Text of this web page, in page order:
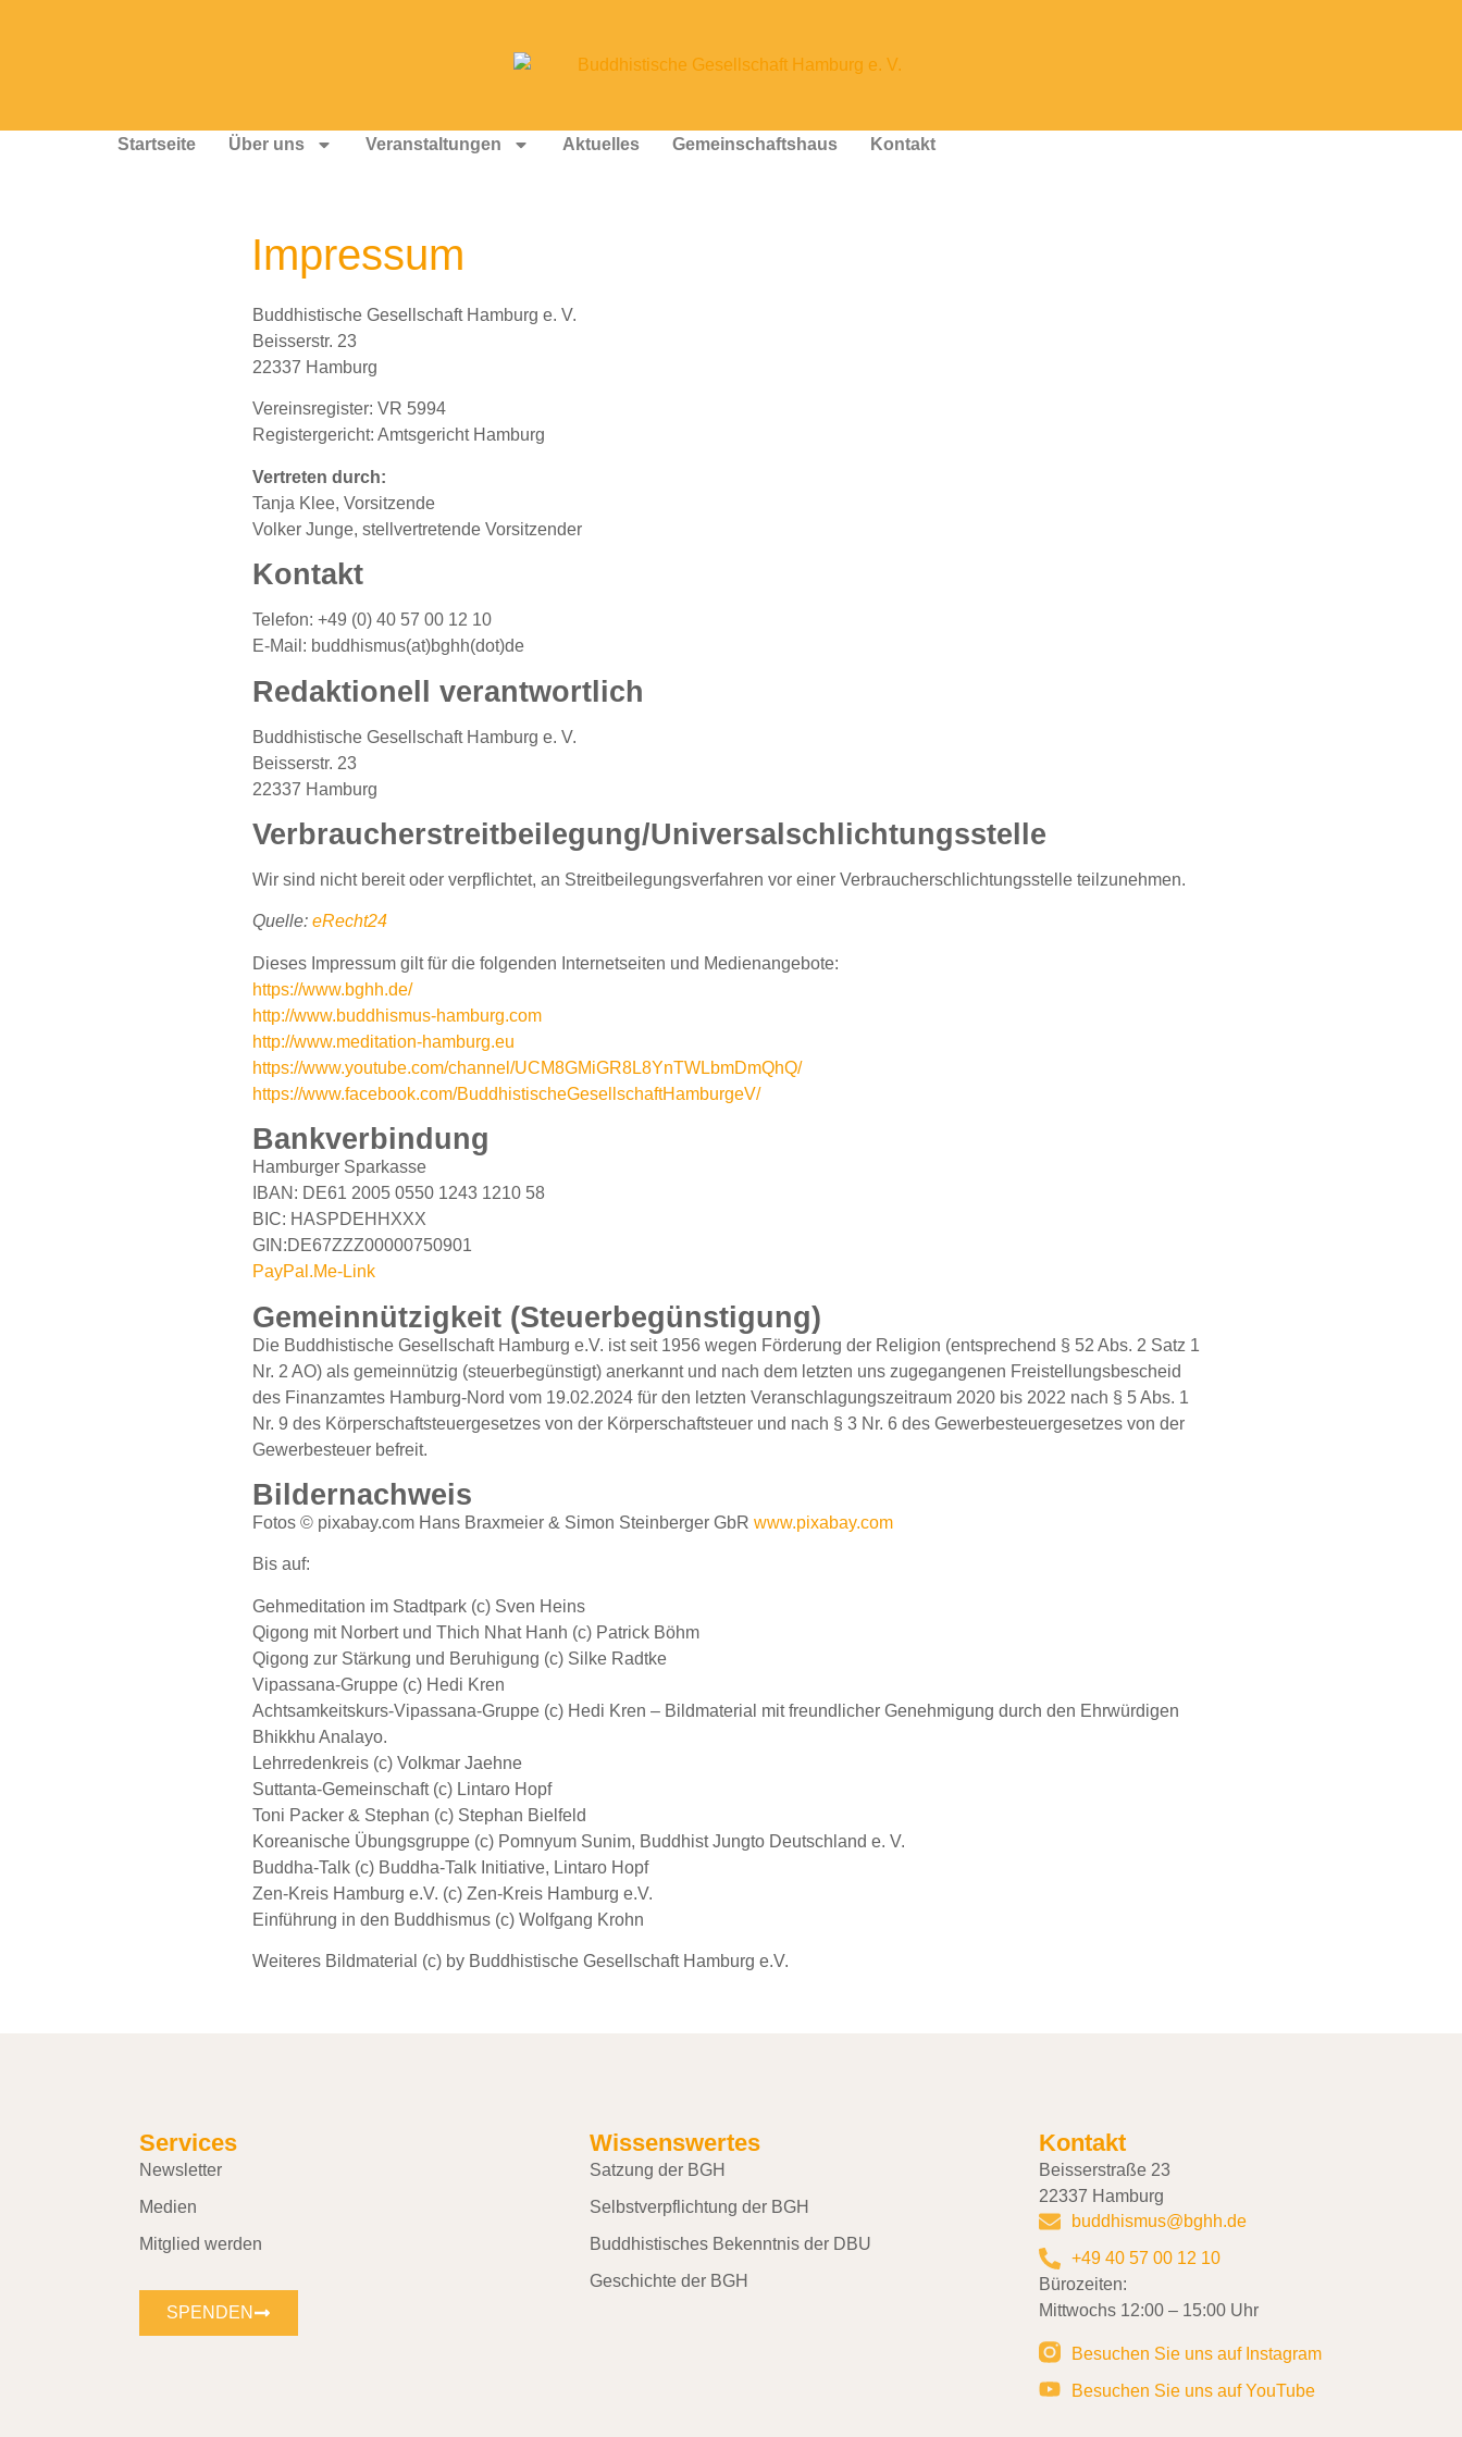
Startseite Über uns Veranstaltungen Aktuelles Gemeinschaftshaus Kontakt
Impressum
Buddhistische Gesellschaft Hamburg e. V.
Beisserstr. 23
22337 Hamburg
Vereinsregister: VR 5994
Registergericht: Amtsgericht Hamburg
Vertreten durch:
Tanja Klee, Vorsitzende
Volker Junge, stellvertretende Vorsitzender
Kontakt
Telefon: +49 (0) 40 57 00 12 10
E-Mail: buddhismus(at)bghh(dot)de
Redaktionell verantwortlich
Buddhistische Gesellschaft Hamburg e. V.
Beisserstr. 23
22337 Hamburg
Verbraucher­streit­beilegung/Universal­schlichtungs­stelle
Wir sind nicht bereit oder verpflichtet, an Streitbeilegungsverfahren vor einer Verbraucherschlichtungsstelle teilzunehmen.
Quelle: eRecht24
Dieses Impressum gilt für die folgenden Internetseiten und Medienangebote:
https://www.bghh.de/
http://www.buddhismus-hamburg.com
http://www.meditation-hamburg.eu
https://www.youtube.com/channel/UCM8GMiGR8L8YnTWLbmDmQhQ/
https://www.facebook.com/BuddhistischeGesellschaftHamburgeV/
Bankverbindung
Hamburger Sparkasse
IBAN: DE61 2005 0550 1243 1210 58
BIC: HASPDEHHXXX
GIN:DE67ZZZ00000750901
PayPal.Me-Link
Gemeinnützigkeit (Steuer­begünstigung)
Die Buddhistische Gesellschaft Hamburg e.V. ist seit 1956 wegen Förderung der Religion (entsprechend § 52 Abs. 2 Satz 1
Nr. 2 AO) als gemeinnützig (steuerbegünstigt) anerkannt und nach dem letzten uns zugegangenen Freistellungsbescheid
des Finanzamtes Hamburg-Nord vom 19.02.2024 für den letzten Veranschlagungszeitraum 2020 bis 2022 nach § 5 Abs. 1
Nr. 9 des Körperschaftsteuergesetzes von der Körperschaftsteuer und nach § 3 Nr. 6 des Gewerbesteuergesetzes von der
Gewerbesteuer befreit.
Bildernachweis
Fotos © pixabay.com Hans Braxmeier & Simon Steinberger GbR www.pixabay.com
Bis auf:
Gehmeditation im Stadtpark (c) Sven Heins
Qigong mit Norbert und Thich Nhat Hanh (c) Patrick Böhm
Qigong zur Stärkung und Beruhigung (c) Silke Radtke
Vipassana-Gruppe (c) Hedi Kren
Achtsamkeitskurs-Vipassana-Gruppe (c) Hedi Kren – Bildmaterial mit freundlicher Genehmigung durch den Ehrwürdigen
Bhikkhu Analayo.
Lehrredenkreis (c) Volkmar Jaehne
Suttanta-Gemeinschaft (c) Lintaro Hopf
Toni Packer & Stephan (c) Stephan Bielfeld
Koreanische Übungsgruppe (c) Pomnyum Sunim, Buddhist Jungto Deutschland e. V.
Buddha-Talk (c) Buddha-Talk Initiative, Lintaro Hopf
Zen-Kreis Hamburg e.V. (c) Zen-Kreis Hamburg e.V.
Einführung in den Buddhismus (c) Wolfgang Krohn
Weiteres Bildmaterial (c) by Buddhistische Gesellschaft Hamburg e.V.
Services
Newsletter
Medien
Mitglied werden
SPENDEN
Wissenswertes
Satzung der BGH
Selbstverpflichtung der BGH
Buddhistisches Bekenntnis der DBU
Geschichte der BGH
Kontakt
Beisserstraße 23
22337 Hamburg
buddhismus@bghh.de
+49 40 57 00 12 10
Bürozeiten:
Mittwochs 12:00 – 15:00 Uhr
Besuchen Sie uns auf Instagram
Besuchen Sie uns auf YouTube